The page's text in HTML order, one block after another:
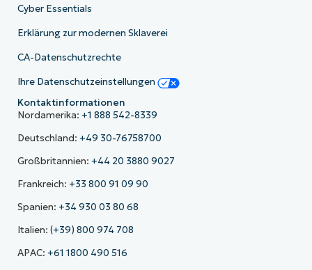
Cyber Essentials
Erklärung zur modernen Sklaverei
CA-Datenschutzrechte
Ihre Datenschutzeinstellungen
Kontaktinformationen
Nordamerika: +1 888 542-8339
Deutschland: +49 30-76758700
Großbritannien: +44 20 3880 9027
Frankreich: +33 800 91 09 90
Spanien: +34 930 03 80 68
Italien: (+39) 800 974 708
APAC: +61 1800 490 516